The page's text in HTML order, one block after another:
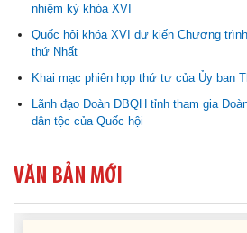
nhiệm kỳ khóa XVI
Quốc hội khóa XVI dự kiến Chương
thứ Nhất
Khai mạc phiên họp thứ tư của Ủy ban
Lãnh đạo Đoàn ĐBQH tỉnh tham gia
dân tộc của Quốc hội
VĂN BẢN MỚI
Nghị quyết Cho ý kiến về cam kết bố trí
sách địa phương để thực hiện Dự án Xây
Nghị quyết về việc phân bổ kế hoạch vốn
công năm 2026 nguồn vốn ngân sách địa
Nghị quyết Về chất vấn tại Kỳ họp thứ